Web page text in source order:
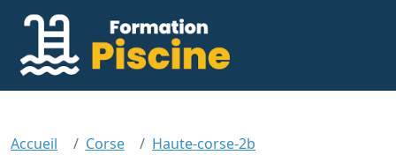
Accueil Corse
Haute-corse-2b